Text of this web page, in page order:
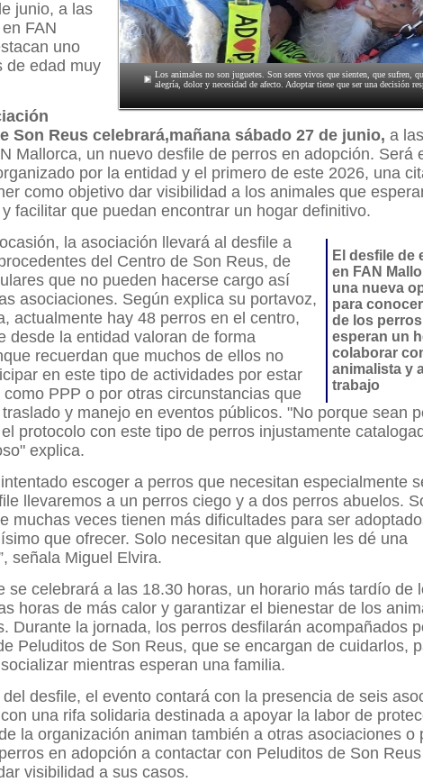
Los animales no son juguetes. Son seres vivos que sienten, que sufren,
alegría, dolor y necesidad de afecto. Adoptar tiene que ser una decisión
junio, a las
FAN
uno
de edad muy
Son Reus celebrará,mañana sábado 27 de junio, a
Mallorca, un nuevo desfile de perros en adopción. Será
por la entidad y el primero de este 2026, una
como objetivo dar visibilidad a los animales que
facilitar que puedan encontrar un hogar definitivo.
El desfile de
en FAN
una nueva
para
de los
esperan un
colaborar
animalista y
trabajo
la asociación llevará al desfile a
del Centro de Son Reus, de
que no pueden hacerse cargo así
asociaciones. Según explica su portavoz,
actualmente hay 48 perros en el centro,
desde la entidad valoran de forma
recuerdan que muchos de ellos no
en este tipo de actividades por estar
PPP o por otras circunstancias que
y manejo en eventos públicos. "No porque sean
protocolo con este tipo de perros injustamente
explica.
escoger a perros que necesitan especialmente
llevaremos a un perros ciego y a dos perros abuelos.
muchas veces tienen más dificultades para ser
que ofrecer. Solo necesitan que alguien les dé una
señala Miguel Elvira.
se celebrará a las 18.30 horas, un horario más tardío de
horas de más calor y garantizar el bienestar de los
Durante la jornada, los perros desfilarán acompañados
Peluditos de Son Reus, que se encargan de cuidarlos,
mientras esperan una familia.
desfile, el evento contará con la presencia de seis
una rifa solidaria destinada a apoyar la labor de
la organización animan también a otras asociaciones o
en adopción a contactar con Peluditos de Son
visibilidad a sus casos.